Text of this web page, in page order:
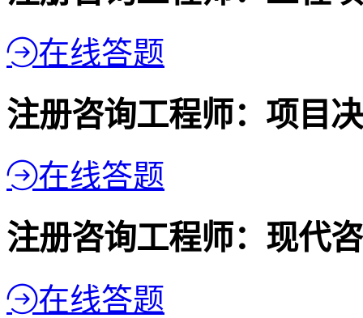
在线答题
注册咨询工程师：项目
在线答题
注册咨询工程师：现代
在线答题